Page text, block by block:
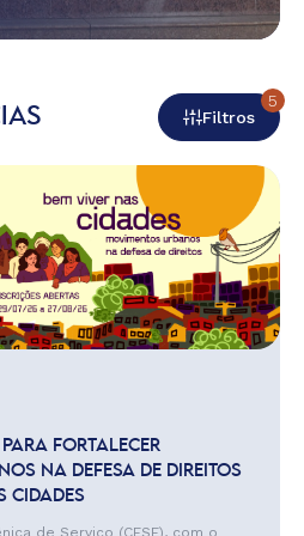
Filtros
5
FORTALECER
NA DEFESA DE DIREITOS
CIDADES
de Serviço (CESE), com o